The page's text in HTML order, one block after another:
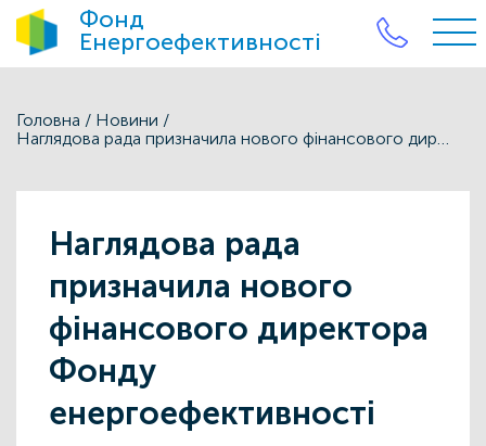
Фонд
Енергоефективності
Головна / Новини /
Наглядова рада призначила нового фінансового директора Фонду енергоефективності
Наглядова рада
призначила нового
фінансового директора
Фонду
енергоефективності